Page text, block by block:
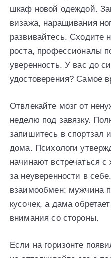
шкаф новой одеждой.
визажа, наращивания
развивайтесь. Сходите
роста, профессионалы
уверенность. У вас до
удостоверения? Самое
Отвлекайте мозг от
неделю под завязку.
запишитесь в спортзал
дома. Психологи
начинают встречаться
за неуверенности в
взаимообмен: мужчина
кусочек, а дама
внимания со стороны.
Если на горизонте